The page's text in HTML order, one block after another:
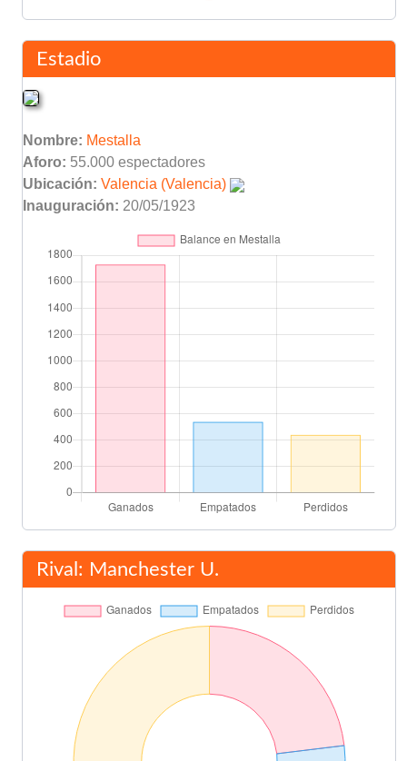
Estadio
Nombre: Mestalla
Aforo: 55.000 espectadores
Ubicación: Valencia (Valencia)
Inauguración: 20/05/1923
Rival: Manchester U.